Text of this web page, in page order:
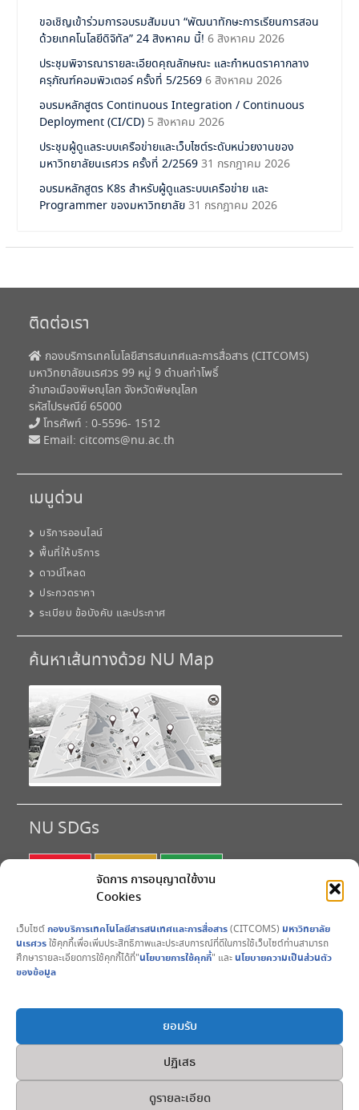
จัดการ การอนุญาตใช้งาน
Cookies
เว็บไซต์กองบริการเทคโนโลยีสารสนเทศและการสื่อสาร(CITCOMS) มหาวิทยาลัย
นเรศวรใช้คุกกี้เพื่อเพิ่มประสิทธิภาพและประสบการณ์ที่ดีในการใช้เว็บไซต์ท่านสามารถ
ศึกษารายละเอียดการใช้คุกกี้ได้ที่"นโยบายการใช้คุกกี้" และนโยบายความเป็นส่วนตัว
ของข้อมูล
ยอมรับ
ปฏิเสธ
ดูรายละเอียด
ขอเชิญเข้าร่วมการอบรมสัมมนา “พัฒนาทักษะการเรียนการสอน
ด้วยเทคโนโลยีดิจิทัล” 24 สิงหาคม นี้! 6 สิงหาคม 2026
ประชุมพิจารณารายละเอียดคุณลักษณะ และกำหนดราคากลาง
ครุภัณฑ์คอมพิวเตอร์ ครั้งที่ 5/2569 6 สิงหาคม 2026
อบรมหลักสูตร Continuous Integration / Continuous
Deployment (CI/CD) 5 สิงหาคม 2026
ประชุมผู้ดูแลระบบเครือข่ายและเว็บไซต์ระดับหน่วยงานของ
มหาวิทยาลัยนเรศวร ครั้งที่ 2/2569 31 กรกฎาคม 2026
อบรมหลักสูตร K8s สำหรับผู้ดูแลระบบเครือข่าย และ
Programmer ของมหาวิทยาลัย 31 กรกฎาคม 2026
ติดต่อเรา
กองบริการเทคโนโลยีสารสนเทศและการสื่อสาร (CITCOMS)
มหาวิทยาลัยนเรศวร 99 หมู่ 9 ตำบลท่าโพธิ์
อำเภอเมืองพิษณุโลก จังหวัดพิษณุโลก
รหัสไปรษณีย์ 65000
โทรศัพท์ : 0-5596- 1512
Email: citcoms@nu.ac.th
เมนูด่วน
บริการออนไลน์
พื้นที่ให้บริการ
ดาวน์โหลด
ประกวดราคา
ระเบียบ ข้อบังคับ และประกาศ
ค้นหาเส้นทางด้วย NU Map
NU SDGs
SDG 5
SDG 7
SDG 8
SDG 9
SDG10
SDG11
SDG12
Copyright © All rights reserved. 2017 CITCOMS มหาวิทยาลัย